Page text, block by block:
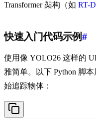
Transformer 架构（如 RT-
快速入门代码示例#
使用像 YOLO26 这样的
雅简单。以下 Python 脚
始追踪物体：